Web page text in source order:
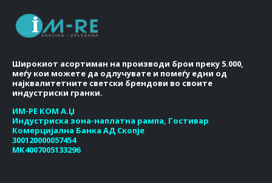
Широкиот асортиман на производи брои преку 5.000,
меѓу кои можете да одлучувате и помеѓу едни од
најквалитетните светски брендови во своите
индустриски гранки.
ИМ-РЕ КОМ А.Џ
Индустриска зона-наплатна рампа, Гостивар
Комерцијална Банка АД Скопје
300120000057454
МК4007005133296